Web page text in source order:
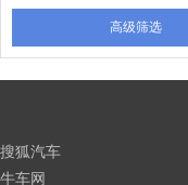
高级筛选
搜狐汽车
牛车网